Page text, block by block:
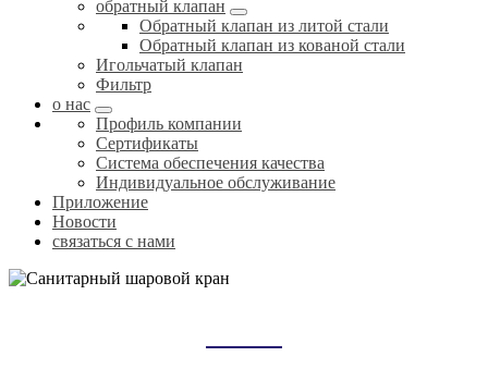
обратный клапан
Обратный клапан из литой стали
Обратный клапан из кованой стали
Игольчатый клапан
Фильтр
о нас
Профиль компании
Сертификаты
Система обеспечения качества
Индивидуальное обслуживание
Приложение
Новости
связаться с нами